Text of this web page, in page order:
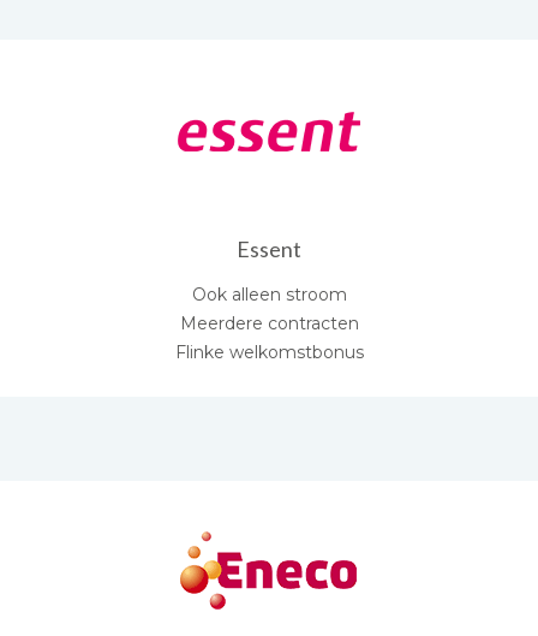
Essent
Ook alleen stroom
Meerdere contracten
Flinke welkomstbonus